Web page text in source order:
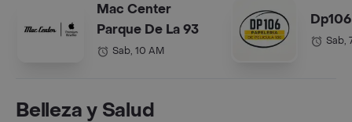
Mac Center
Parque De La 93
Sab, 10 AM
Dp106
Sab,
Belleza y Salud